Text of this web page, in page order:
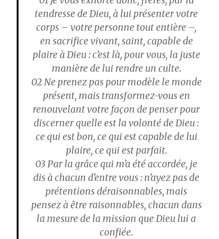
tendresse de Dieu, à lui présenter votre
corps – votre personne tout entière –,
en sacrifice vivant, saint, capable de
plaire à Dieu : c’est là, pour vous, la juste
manière de lui rendre un culte.
02 Ne prenez pas pour modèle le monde
présent, mais transformez-vous en
renouvelant votre façon de penser pour
discerner quelle est la volonté de Dieu :
ce qui est bon, ce qui est capable de lui
plaire, ce qui est parfait.
03 Par la grâce qui m’a été accordée, je
dis à chacun d’entre vous : n’ayez pas de
prétentions déraisonnables, mais
pensez à être raisonnables, chacun dans
la mesure de la mission que Dieu lui a
confiée.